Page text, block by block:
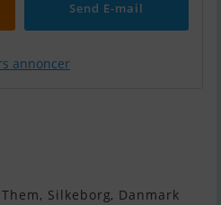
Send E-mail
annoncer
Silkeborg, Danmark